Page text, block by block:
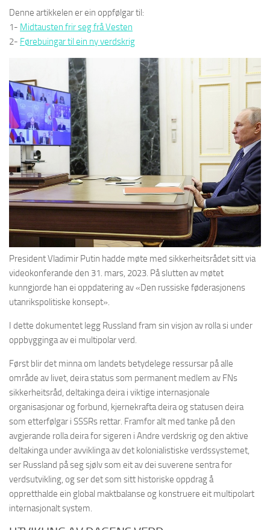
Denne artikkelen er ein oppfølgar til:
1- Midtausten frir seg frå Vesten
2- Førebuingar til ein ny verdskrig
President Vladimir Putin hadde møte med sikkerheitsrådet sitt via
videokonferande den 31. mars, 2023. På slutten av møtet
kunngjorde han ei oppdatering av «Den russiske føderasjonens
utanrikspolitiske konsept».
I dette dokumentet legg Russland fram sin visjon av rolla si under
oppbygginga av ei multipolar verd.
Først blir det minna om landets betydelege ressursar på alle
område av livet, deira status som permanent medlem av FNs
sikkerheitsråd, deltakinga deira i viktige internasjonale
organisasjonar og forbund, kjernekrafta deira og statusen deira
som etterfølgar i SSSRs rettar. Framfor alt med tanke på den
avgjerande rolla deira for sigeren i Andre verdskrig og den aktive
deltakinga under avviklinga av det kolonialistiske verdssystemet,
ser Russland på seg sjølv som eit av dei suverene sentra for
verdsutvikling, og ser det som sitt historiske oppdrag å
oppretthalde ein global maktbalanse og konstruere eit multipolart
internasjonalt system.